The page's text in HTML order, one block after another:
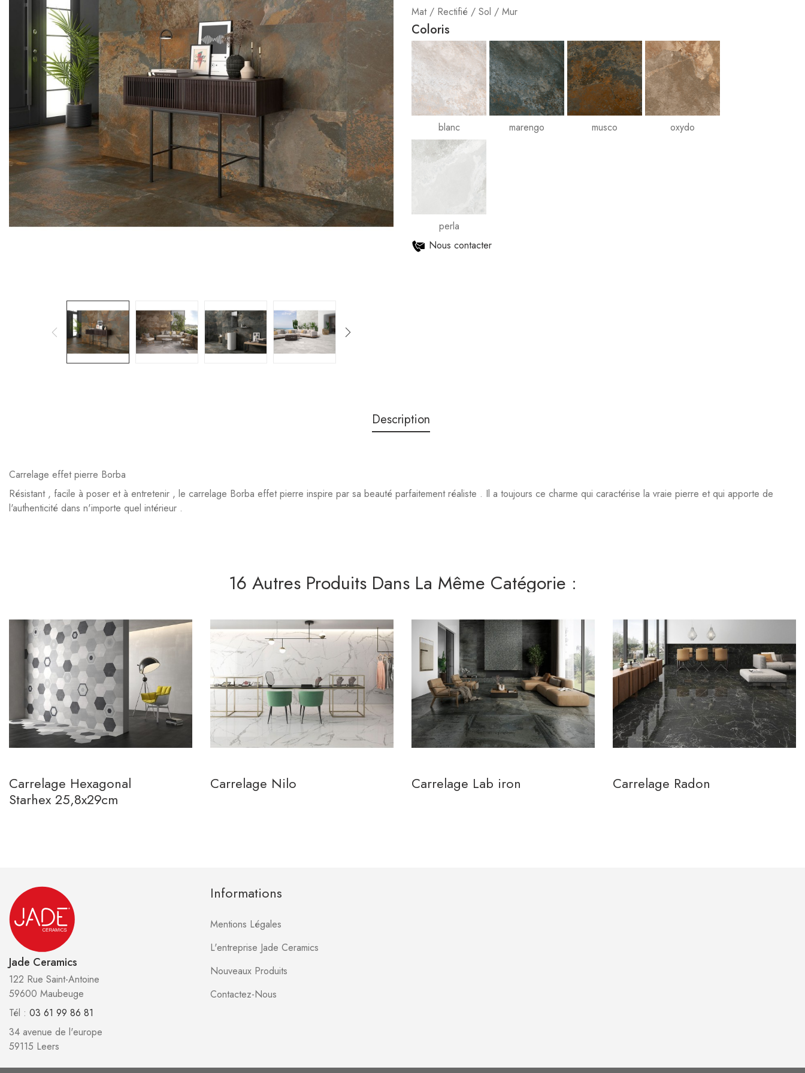
Mat / Rectifié / Sol / Mur
Coloris
blanc marengo musco oxydo
perla
Nous contacter
Description
Carrelage effet pierre Borba
Résistant , facile à poser et à entretenir , le carrelage Borba effet pierre inspire par sa beauté parfaitement réaliste . Il a toujours ce charme qui caractérise la vraie pierre et qui apporte de
l'authenticité dans n'importe quel intérieur .
16 Autres Produits Dans La Même Catégorie :
Carrelage Hexagonal
Starhex 25,8x29cm
Carrelage Nilo Carrelage Lab iron Carrelage Radon
Jade Ceramics
122 Rue Saint-Antoine
59600 Maubeuge
Tél : 03 61 99 86 81
34 avenue de l'europe
59115 Leers
Informations
Mentions Légales
L'entreprise Jade Ceramics
Nouveaux Produits
Contactez-Nous